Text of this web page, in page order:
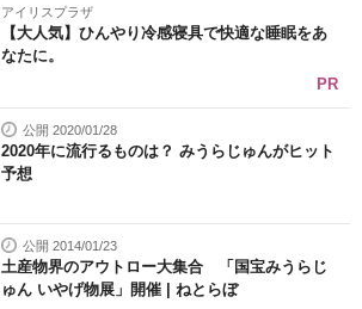
アイリスプラザ
【大人気】ひんやり冷感寝具で快適な睡眠をあ
なたに。
PR
公開 2020/01/28
2020年に流行るものは？ みうらじゅんがヒット
予想
公開 2014/01/23
土産物界のアウトロー大集合 「国宝みうらじ
ゅん いやげ物展」開催 | ねとらぼ